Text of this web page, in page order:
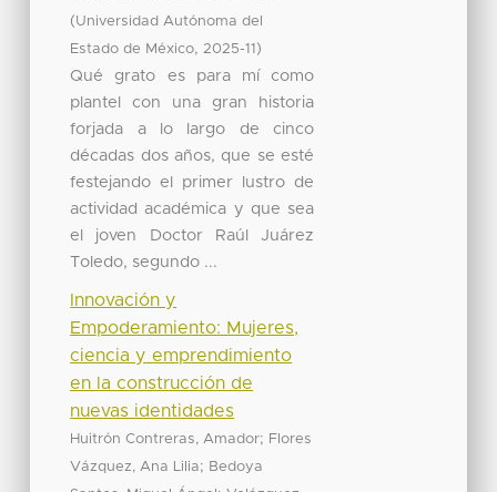
(Universidad Autónoma del
Estado de México, 2025-11 )
Qué grato es para mí como
plantel con una gran historia
forjada a lo largo de cinco
décadas dos años, que se esté
festejando el primer lustro de
actividad académica y que sea
el joven Doctor Raúl Juárez
Toledo, segundo ...
Innovación y
Empoderamiento: Mujeres,
ciencia y emprendimiento
en la construcción de
nuevas identidades
Huitrón Contreras, Amador; Flores
Vázquez, Ana Lilia; Bedoya